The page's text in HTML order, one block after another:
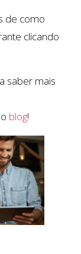
de como
clicando
saber mais
blog!